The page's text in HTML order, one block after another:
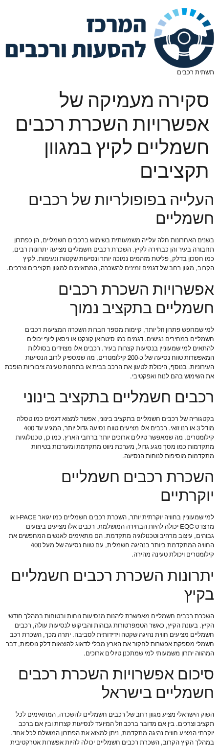
תשתית רכבים
סקירה מעמיקה של
אפשרויות השכרת רכבים
חשמליים לקיץ במגוון
תקציבים
העלייה בפופולריות של רכבים
חשמליים
בשנים האחרונות חלה עלייה משמעותית בשימוש ברכבים חשמליים, הן כפתרון
תחבורה בעיר והן כבחירה לקיץ. השכרת רכבים חשמליים מציעה יתרונות רבים,
כמו חסכון בדלק, פליטת מזהמים נמוכה יותר ונסיעות שקטות ונעימות. לקיץ
הקרוב, מגוון רחב של דגמים זמינים להשכרה, המתאימים למגוון תקציבים וצרכים.
אפשרויות השכרת רכבים
חשמליים בתקציב נמוך
למי שמחפש פתרון זול יותר, קיימות מספר חברות השכרה המציעות רכבים
חשמליים במחירים נגישים. דגמים כמו סיטרואן קונקט או ניסאן ליוף יכולים
להתאים למי שמעוניין בנסיעות קצרות בעיר. רכבים אלו מצוידים בסוללות
המאפשרות טווח נסיעה של כ-200 קילומטרים, מה שמספיק לרוב הנסיעות
העירוניות. בנוסף, היכולת לטעון את הרכב בבית או בתחנות טעינה ציבוריות הופכת
את השימוש בהם לנוח ואפקטיבי.
רכבים חשמליים בתקציב בינוני
בקטגוריה של רכבים חשמליים בתקציב בינוני, אפשר למצוא דגמים כמו טסלה
מודל 3 או רנו זואי. רכבים אלו מציעים טווח נסיעה גדול יותר, המגיע עד 400
קילומטרים, מה שמאפשר טיולים ארוכים יותר ברחבי הארץ. כמו כן, טכנולוגיות
מתקדמות כמו מסך מגע גדול, מערכת ניווט מתקדמת ומערכות בטיחות
מתקדמות מוסיפות לנוחות הנסיעה.
השכרת רכבים חשמליים
יוקרתיים
למי שמעוניין בחוויה יוקרתית יותר, השכרת רכבים חשמליים כמו יגואר I-PACE או
מרצדס EQC יכולה להיות הבחירה המושלמת. רכבים אלו מציעים ביצועים
גבוהים, עיצוב מרהיב וטכנולוגיה מתקדמת. הם מתאימים לאנשים המחפשים את
החוויה המתקדמת ביותר בנהיגה חשמלית, עם טווח נסיעה של מעל 400
קילומטרים ויכולת טעינה מהירה.
יתרונות השכרת רכבים חשמליים
בקיץ
השכרת רכבים חשמליים מאפשרת ליהנות מנסיעות נוחות ובטוחות במהלך חודשי
הקיץ. בעונת הקיץ, כאשר הטמפרטורות גבוהות והביקוש לנסיעות עולה, רכבים
חשמליים מציעים חווית נהיגה שקטה וידידותית לסביבה. יתרה מכך, השכרת רכב
חשמלי מספקת אפשרות לחקור את הארץ מבלי לדאוג להוצאות דלק נוספות, דבר
המהווה יתרון משמעותי למי שמתכנן טיולים ארוכים.
סיכום אפשרויות השכרת רכבים
חשמליים בישראל
השוק הישראלי מציע מגוון רחב של רכבים חשמליים להשכרה, המתאימים לכל
תקציב וצרכים. בין אם מדובר ברכב זול המיועד לנסיעות קצרות ובין אם ברכב
יוקרתי המציע חווית נהיגה מתקדמת, ניתן למצוא את הפתרון המושלם לכל אחד.
במהלך הקיץ הקרוב, השכרת רכבים חשמליים יכולה להיות אפשרות אטרקטיבית